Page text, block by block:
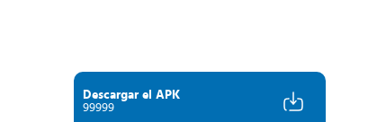
Descargar el APK
99999